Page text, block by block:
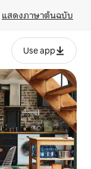
แสดงภาษาต้นฉบับ
Use app